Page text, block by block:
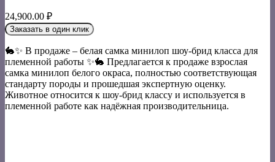
24,900.00 ₽
Заказать в один клик
🐇✨ В продаже – белая самка минилоп шоу-брид класса для
племенной работы ✨🐇 Предлагается к продаже взрослая
самка минилоп белого окраса, полностью соответствующая
стандарту породы и прошедшая экспертную оценку.
Животное относится к шоу-брид классу и используется в
племенной работе как надёжная производительница.